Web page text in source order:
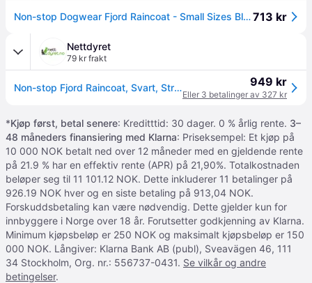
Non-stop Dogwear Fjord Raincoat - Small Sizes Black 33713 kr
Nettdyret
79 kr frakt
Non-stop Fjord Raincoat, Svart, Str 33 (44-29251) 949 kr
Eller 3 betalinger av 327 kr
*Kjøp først, betal senere: Kreditttid: 30 dager. 0 % årlig rente. 3–
48 måneders finansiering med Klarna: Priseksempel: Et kjøp på
10 000 NOK betalt ned over 12 måneder med en gjeldende rente
på 21.9 % har en effektiv rente (APR) på 21,90%. Totalkostnaden
beløper seg til 11 101.12 NOK. Dette inkluderer 11 betalinger på
926.19 NOK hver og en siste betaling på 913,04 NOK.
Forskuddsbetaling kan være nødvendig. Dette gjelder kun for
innbyggere i Norge over 18 år. Forutsetter godkjenning av Klarna.
Minimum kjøpsbeløp er 250 NOK og maksimalt kjøpsbeløp er 150
000 NOK. Långiver: Klarna Bank AB (publ), Sveavägen 46, 111
34 Stockholm, Org. nr.: 556737-0431. Se vilkår og andre
betingelser.